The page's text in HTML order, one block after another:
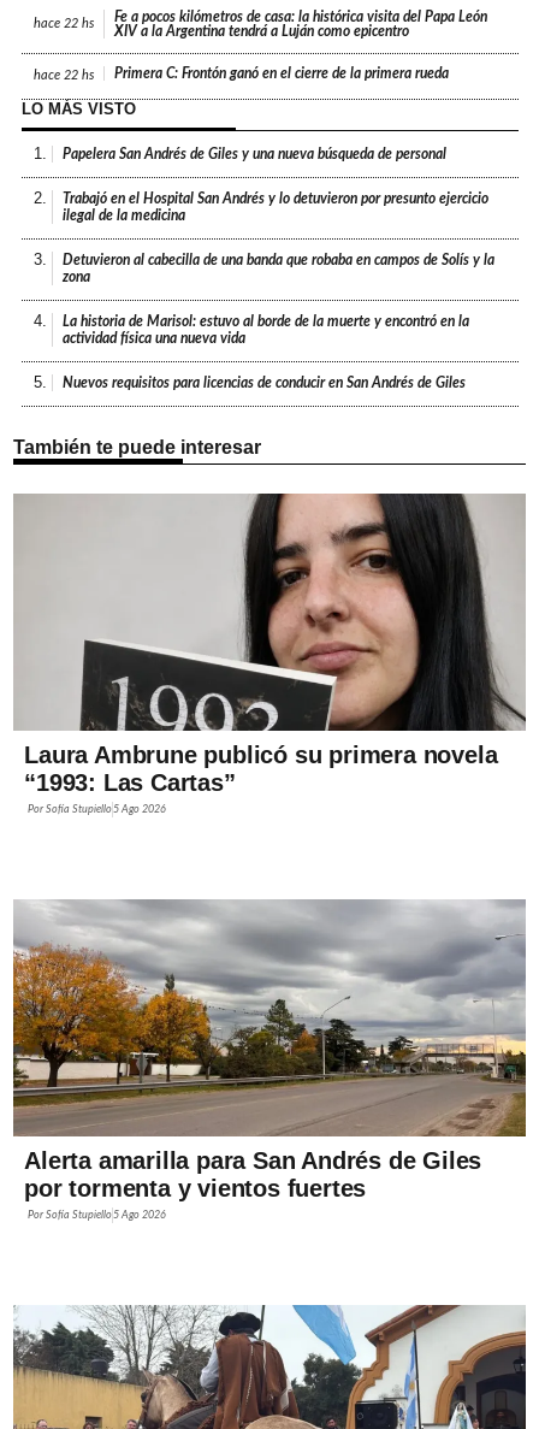
hace 22 hs
Fe a pocos kilómetros de casa: la histórica visita del Papa León
XIV a la Argentina tendrá a Luján como epicentro
hace 22 hs Primera C: Frontón ganó en el cierre de la primera rueda
LO MÁS VISTO
1. Papelera San Andrés de Giles y una nueva búsqueda de personal
2.
Trabajó en el Hospital San Andrés y lo detuvieron por presunto ejercicio
ilegal de la medicina
3.
Detuvieron al cabecilla de una banda que robaba en campos de Solís y la
zona
4.
La historia de Marisol: estuvo al borde de la muerte y encontró en la
actividad física una nueva vida
5. Nuevos requisitos para licencias de conducir en San Andrés de Giles
También te puede interesar
Laura Ambrune publicó su primera novela
“1993: Las Cartas”
PorSofía Stupiello5 Ago 2026
Alerta amarilla para San Andrés de Giles
por tormenta y vientos fuertes
PorSofía Stupiello5 Ago 2026